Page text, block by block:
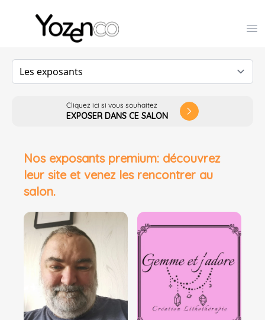
Yozenco - Organisateur de Salons, Evénements et
Cliquez ici si vous souhaitez
EXPOSER DANS CE SALON arrow_forward_ios
Nos exposants premium: découvrez
leur site et venez les rencontrer au
salon.